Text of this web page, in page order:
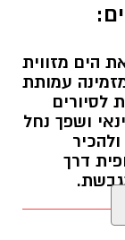
הים מזווית
עמותת
לסיורים
ושפך נחל
דרך